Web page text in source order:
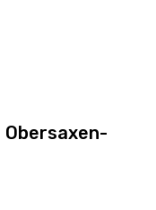
Obersaxen-